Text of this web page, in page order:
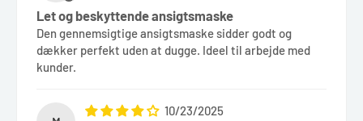
Let og beskyttende ansigtsmaske
Den gennemsigtige ansigtsmaske sidder godt og
dækker perfekt uden at dugge. Ideel til arbejde med
kunder.
10/23/2025